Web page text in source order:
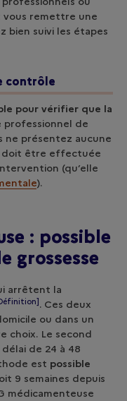
remettre une
bien suivi les étapes
contrôle
pour vérifier que la
professionnel de
ne présentez aucune
doit être effectuée
(qu’elle
).
: possible
grossesse
arrêtent la
. Ces deux
ou dans un
choix. Le second
de 24 à 48
est possible
9 semaines depuis
médicamenteuse